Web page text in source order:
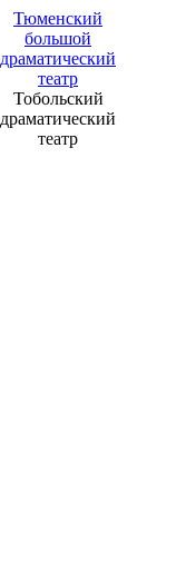
Тюменский
большой
драматический
театр
Тобольский
драматический
театр